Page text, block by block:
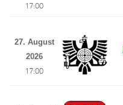
17:00
27. August
2026
17:00